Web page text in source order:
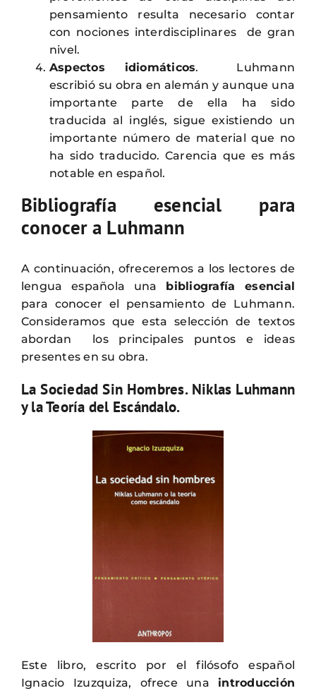
pensamiento resulta necesario contar
con nociones interdisciplinares de gran
nivel.
Aspectos idiomáticos. Luhmann
escribió su obra en alemán y aunque una
importante parte de ella ha sido
traducida al inglés, sigue existiendo un
importante número de material que no
ha sido traducido. Carencia que es más
notable en español.
Bibliografía esencial para
conocer a Luhmann
A continuación, ofreceremos a los lectores de
lengua española una bibliografía esencial
para conocer el pensamiento de Luhmann.
Consideramos que esta selección de textos
abordan los principales puntos e ideas
presentes en su obra.
La Sociedad Sin Hombres. Niklas Luhmann
y la Teoría del Escándalo.
Este libro, escrito por el filósofo español
Ignacio Izuzquiza, ofrece una introducción